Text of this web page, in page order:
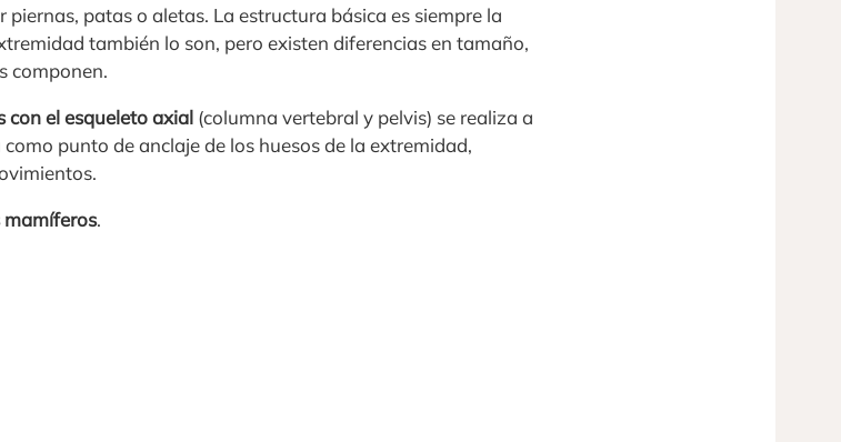
patas o aletas. La estructura básica es siempre la
también lo son, pero existen diferencias en tamaño,
componen.
con el esqueleto axial (columna vertebral y pelvis) se realiza a
como punto de anclaje de los huesos de la extremidad,
mamíferos.